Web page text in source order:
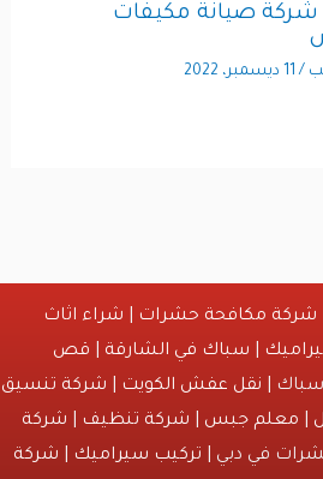
صيانة مكيفات
مكافحة حشرات|شراء اثاث
|سباك في الشارقة|قص
|نقل عفش الكويت|شركة تنسيق
جبس|شركة تنظيف|شركة
في دبي |تركيب سيراميك|شركة